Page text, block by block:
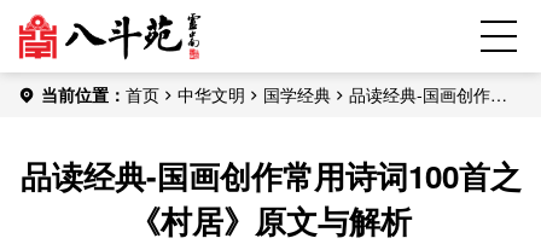
当前位置： 首页 中华文明 国学经典
品读经典-国画创作常
品读经典-国画创作常用诗词100首之
《村居》原文与解析